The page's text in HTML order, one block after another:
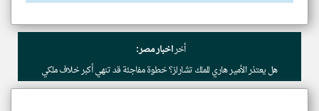
أخراخبار مصر:
هل يعتذر الأمير هاري للملك تشارلز؟ خطوة مفاجئة قد تنهي أكبر خلاف ملكي